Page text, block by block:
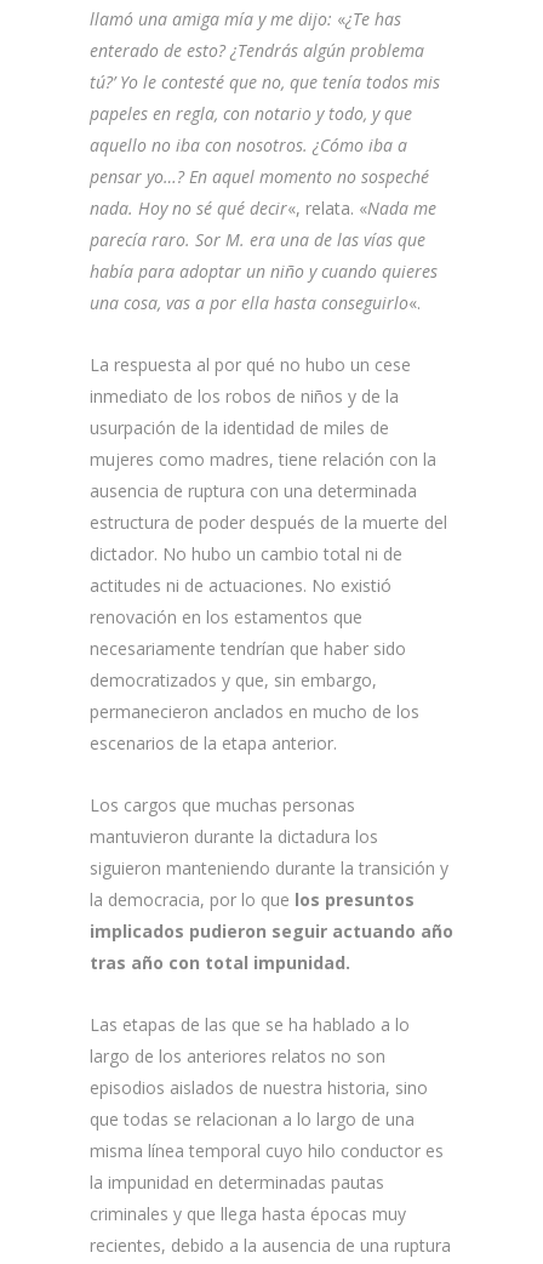
llamó una amiga mía y me dijo: «¿Te has
enterado de esto? ¿Tendrás algún problema
tú?’ Yo le contesté que no, que tenía todos mis
papeles en regla, con notario y todo, y que
aquello no iba con nosotros. ¿Cómo iba a
pensar yo…? En aquel momento no sospeché
nada. Hoy no sé qué decir«, relata. «Nada me
parecía raro. Sor M. era una de las vías que
había para adoptar un niño y cuando quieres
una cosa, vas a por ella hasta conseguirlo«.
La respuesta al por qué no hubo un cese
inmediato de los robos de niños y de la
usurpación de la identidad de miles de
mujeres como madres, tiene relación con la
ausencia de ruptura con una determinada
estructura de poder después de la muerte del
dictador. No hubo un cambio total ni de
actitudes ni de actuaciones. No existió
renovación en los estamentos que
necesariamente tendrían que haber sido
democratizados y que, sin embargo,
permanecieron anclados en mucho de los
escenarios de la etapa anterior.
Los cargos que muchas personas
mantuvieron durante la dictadura los
siguieron manteniendo durante la transición y
la democracia, por lo que los presuntos
implicados pudieron seguir actuando año
tras año con total impunidad.
Las etapas de las que se ha hablado a lo
largo de los anteriores relatos no son
episodios aislados de nuestra historia, sino
que todas se relacionan a lo largo de una
misma línea temporal cuyo hilo conductor es
la impunidad en determinadas pautas
criminales y que llega hasta épocas muy
recientes, debido a la ausencia de una ruptura